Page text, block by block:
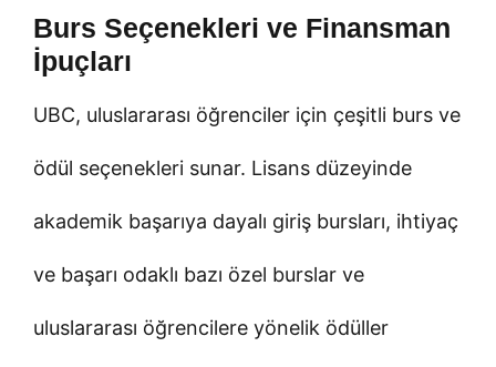
Burs Seçenekleri ve Finansman
İpuçları
UBC, uluslararası öğrenciler için çeşitli burs ve
ödül seçenekleri sunar. Lisans düzeyinde
akademik başarıya dayalı giriş bursları, ihtiyaç
ve başarı odaklı bazı özel burslar ve
uluslararası öğrencilere yönelik ödüller